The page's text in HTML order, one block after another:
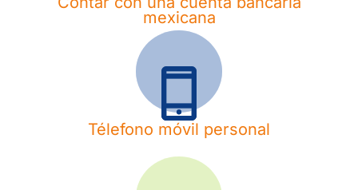
mexicana
Télefono móvil personal